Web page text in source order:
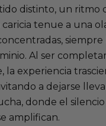
distinto, un ritmo
tenue a una
Al ser
la experiencia
a dejarse
donde el silencio
amplifican.